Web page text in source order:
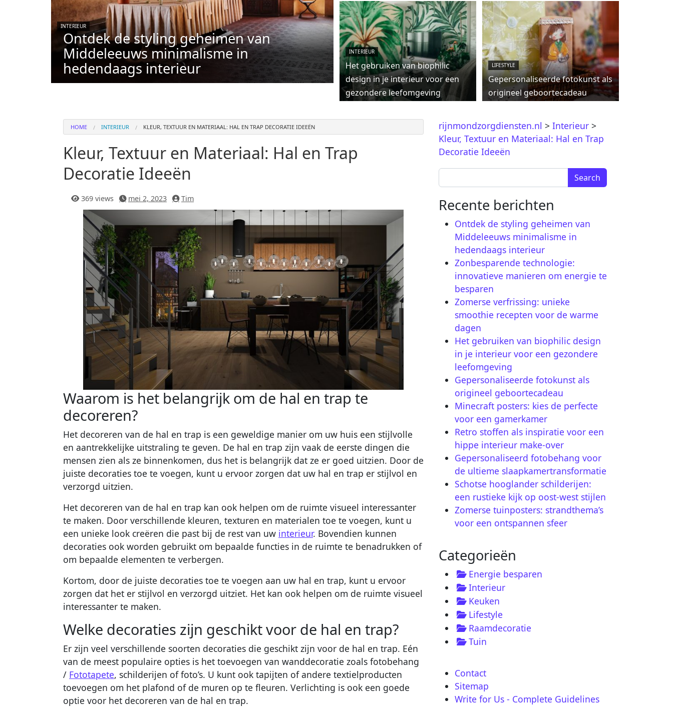
INTERIEUR
Ontdek de styling geheimen van
Middeleeuws minimalisme in
hedendaags interieur
INTERIEUR
Het gebruiken van biophilic
design in je interieur voor een
gezondere leefomgeving
LIFESTYLE
Gepersonaliseerde fotokunst als
origineel geboortecadeau
HOME INTERIEUR KLEUR, TEXTUUR EN MATERIAAL: HAL EN TRAP DECORATIE IDEEËN
Kleur, Textuur en Materiaal: Hal en Trap
Decoratie Ideeën
369 views mei 2, 2023 Tim
Waarom is het belangrijk om de hal en trap te
decoreren?
Het decoreren van de hal en trap is een geweldige manier om uw huis een stijlvolle
en aantrekkelijke uitstraling te geven. De hal en trap zijn vaak de eerste dingen die
mensen zien als ze binnenkomen, dus het is belangrijk dat ze er goed uitzien. Door de
juiste decoraties toe te voegen, kunt u ervoor zorgen dat uw hal en trap er stijlvol en
verzorgd uitzien.
Het decoreren van de hal en trap kan ook helpen om de ruimte visueel interessanter
te maken. Door verschillende kleuren, texturen en materialen toe te voegen, kunt u
een unieke look creëren die past bij de rest van uw interieur. Bovendien kunnen
decoraties ook worden gebruikt om bepaalde functies in de ruimte te benadrukken of
om bepaalde elementen te verbergen.
Kortom, door de juiste decoraties toe te voegen aan uw hal en trap, kunt u ervoor
zorgen dat het er stijlvol en verzorgd uitziet. Het kan ook helpen om de ruimte visueel
interessanter te maken.
Welke decoraties zijn geschikt voor de hal en trap?
Er zijn veel verschillende soorten decoraties die geschikt zijn voor de hal en trap. Eén
van de meest populaire opties is het toevoegen van wanddecoratie zoals fotobehang
/ Fototapete, schilderijen of foto’s. U kunt ook tapijten of andere textielproducten
toevoegen om het plafond of de muren op te fleuren. Verlichting is ook een goede
optie voor het decoreren van de hal en trap.
rijnmondzorgdiensten.nl > Interieur >
Kleur, Textuur en Materiaal: Hal en Trap
Decoratie Ideeën
Search for:
Recente berichten
Ontdek de styling geheimen van
Middeleeuws minimalisme in
hedendaags interieur
Zonbesparende technologie:
innovatieve manieren om energie te
besparen
Zomerse verfrissing: unieke
smoothie recepten voor de warme
dagen
Het gebruiken van biophilic design
in je interieur voor een gezondere
leefomgeving
Gepersonaliseerde fotokunst als
origineel geboortecadeau
Minecraft posters: kies de perfecte
voor een gamerkamer
Retro stoffen als inspiratie voor een
hippe interieur make-over
Gepersonaliseerd fotobehang voor
de ultieme slaapkamertransformatie
Schotse hooglander schilderijen:
een rustieke kijk op oost-west stijlen
Zomerse tuinposters: strandthema’s
voor een ontspannen sfeer
Categorieën
Energie besparen
Interieur
Keuken
Lifestyle
Raamdecoratie
Tuin
Contact
Sitemap
Write for Us - Complete Guidelines